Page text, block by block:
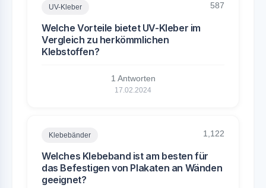
UV-Kleber 587
Welche Vorteile bietet UV-Kleber im
Vergleich zu herkömmlichen
Klebstoffen?
1 Antworten
17.02.2024
Klebebänder 1,122
Welches Klebeband ist am besten für
das Befestigen von Plakaten an Wänden
geeignet?